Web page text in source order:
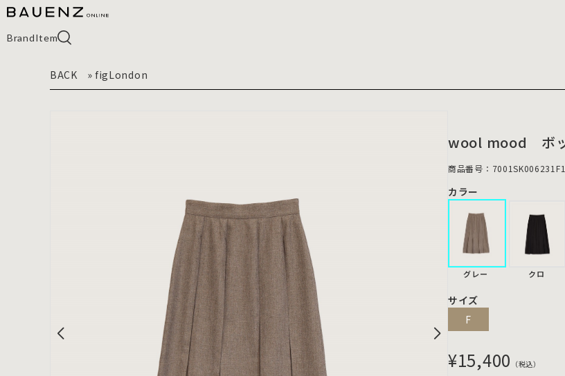
BrandItem
BACK » figLondon
wool mood ボ
商品番号：
カラー
グレー クロ
サイズ
F
¥15,400 （税込）